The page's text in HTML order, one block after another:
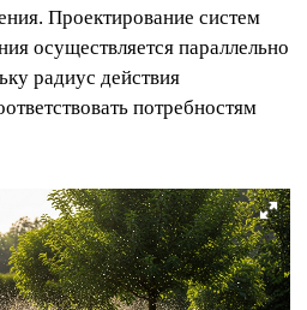
Проектирование систем
осуществляется параллельно
радиус действия
потребностям